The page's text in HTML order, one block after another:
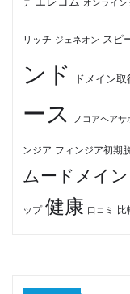
リッチ ジェネオン スピ
ンド
ドメイン取
ース
ノコアヘア
ンジア フィンジア初期
ムードメイン
ップ 健康 口コミ 比